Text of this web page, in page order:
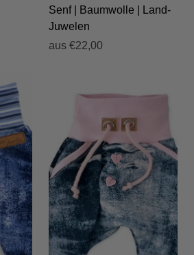
Senf | Baumwolle | Land-
Juwelen
aus €22,00